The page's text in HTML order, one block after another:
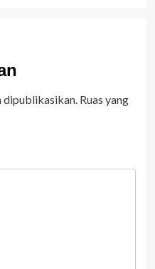
dipublikasikan. Ruas yang